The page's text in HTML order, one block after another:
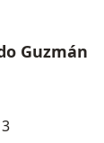
Guzmán